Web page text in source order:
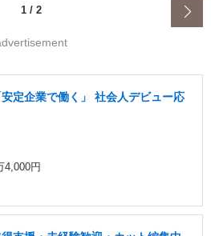
1 / 2
安定企業で働く」 社会人デビュー応
4,000円